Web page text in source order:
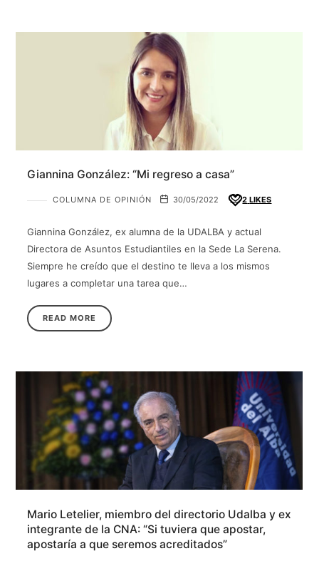
Giannina González: “Mi regreso a casa”
COLUMNA DE OPINIÓN 30/05/2022 2 LIKES
Giannina González, ex alumna de la UDALBA y actual
Directora de Asuntos Estudiantiles en la Sede La Serena.
Siempre he creído que el destino te lleva a los mismos
lugares a completar una tarea que…
READ MORE
Mario Letelier, miembro del directorio Udalba y ex
integrante de la CNA: “Si tuviera que apostar,
apostaría a que seremos acreditados”